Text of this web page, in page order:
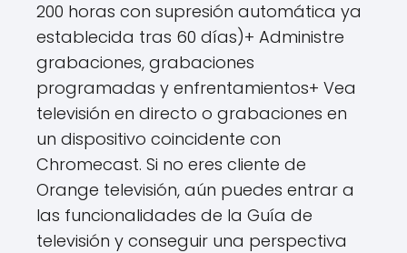
200 horas con supresión automática ya
establecida tras 60 días)+ Administre
grabaciones, grabaciones
programadas y enfrentamientos+ Vea
televisión en directo o grabaciones en
un dispositivo coincidente con
Chromecast. Si no eres cliente de
Orange televisión, aún puedes entrar a
las funcionalidades de la Guía de
televisión y conseguir una perspectiva